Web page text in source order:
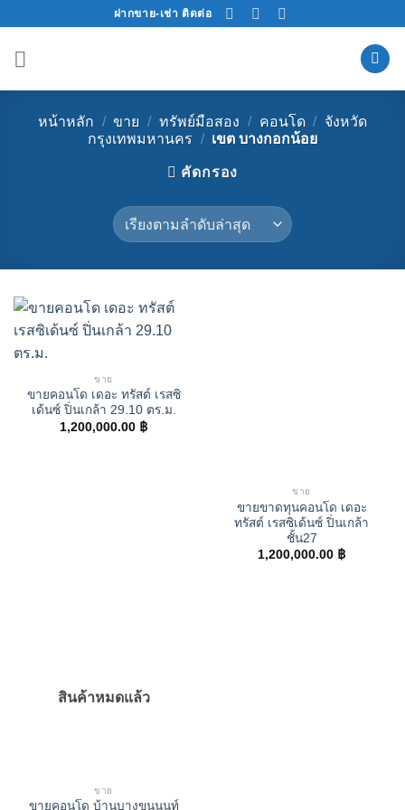
content
ฝากขาย-เช่า ติดต่อ
หน้าหลัก / ขาย / ทรัพย์มือสอง / คอนโด / จังหวัด
กรุงเทพมหานคร / เขต บางกอกน้อย
คัดกรอง
ขาย
ขายคอนโด เดอะ ทรัสต์ เรสซิ
เด้นซ์ ปิ่นเกล้า 29.10 ตร.ม.
1,200,000.00 ฿
ขาย
ขายขาดทุนคอนโด เดอะ
ทรัสต์ เรสซิเด้นซ์ ปิ่นเกล้า
ชั้น27
1,200,000.00 ฿
สินค้าหมดแล้ว
ขาย
ขายคอนโด บ้านบางขุนนนท์